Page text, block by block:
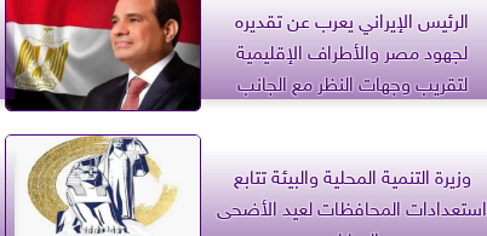
الرئيس الإيراني يعرب عن تقديره
لجهود مصر والأطراف الإقليمية
لتقريب وجهات النظر مع الجانب
وزيرة التنمية المحلية والبيئة تتابع
استعدادات المحافظات لعيد الأضحى